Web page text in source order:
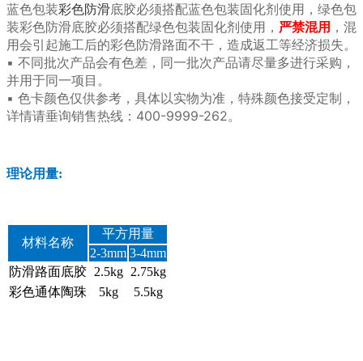
蓝色包装彩色防滑底胶必须搭配蓝色包装固化剂使用，绿色包
装彩色防滑底胶必须搭配绿色包装固化剂使用， 严禁混用 ，混
用会引起施工后的彩色防滑路面不干，造成返工等经济损失。
▪ 不同批次产品会有色差，同一批次产品请尽量多进行采购，
并用于同一项目。
▪ 色卡颜色仅供参考，具体以实物为准，特殊颜色接受定制，
详情请垂询销售热线：400-9999-262。
理论用量:
材料名称
平方用量
2-3mm 3-4mm
防滑路面底胶 2.5kg 2.75kg
彩色通体陶珠
5kg 5.5kg